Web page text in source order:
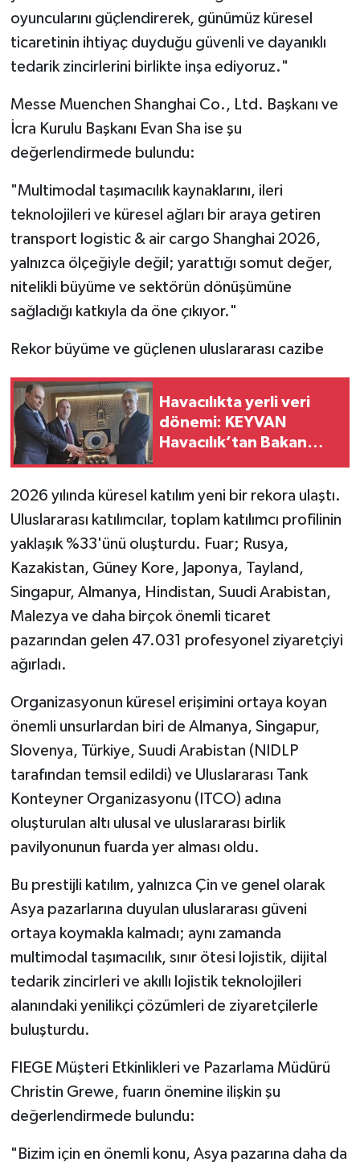
oyuncularını güçlendirerek, günümüz küresel
ticaretinin ihtiyaç duyduğu güvenli ve dayanıklı
tedarik zincirlerini birlikte inşa ediyoruz."
Messe Muenchen Shanghai Co., Ltd. Başkanı ve
İcra Kurulu Başkanı Evan Sha ise şu
değerlendirmede bulundu:
"Multimodal taşımacılık kaynaklarını, ileri
teknolojileri ve küresel ağları bir araya getiren
transport logistic & air cargo Shanghai 2026,
yalnızca ölçeğiyle değil; yarattığı somut değer,
nitelikli büyüme ve sektörün dönüşümüne
sağladığı katkıyla da öne çıkıyor."
Rekor büyüme ve güçlenen uluslararası cazibe
Havacılıkta yerli veri
dönemi: KEYVAN
Havacılık’tan Bakan
2026 yılında küresel katılım yeni bir rekora ulaştı.
Uluslararası katılımcılar, toplam katılımcı profilinin
yaklaşık %33'ünü oluşturdu. Fuar; Rusya,
Kazakistan, Güney Kore, Japonya, Tayland,
Singapur, Almanya, Hindistan, Suudi Arabistan,
Malezya ve daha birçok önemli ticaret
pazarından gelen 47.031 profesyonel ziyaretçiyi
ağırladı.
Organizasyonun küresel erişimini ortaya koyan
önemli unsurlardan biri de Almanya, Singapur,
Slovenya, Türkiye, Suudi Arabistan (NIDLP
tarafından temsil edildi) ve Uluslararası Tank
Konteyner Organizasyonu (ITCO) adına
oluşturulan altı ulusal ve uluslararası birlik
pavilyonunun fuarda yer alması oldu.
Bu prestijli katılım, yalnızca Çin ve genel olarak
Asya pazarlarına duyulan uluslararası güveni
ortaya koymakla kalmadı; aynı zamanda
multimodal taşımacılık, sınır ötesi lojistik, dijital
tedarik zincirleri ve akıllı lojistik teknolojileri
alanındaki yenilikçi çözümleri de ziyaretçilerle
buluşturdu.
FIEGE Müşteri Etkinlikleri ve Pazarlama Müdürü
Christin Grewe, fuarın önemine ilişkin şu
değerlendirmede bulundu:
"Bizim için en önemli konu, Asya pazarına daha da